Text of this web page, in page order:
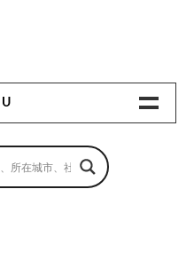
索引擎